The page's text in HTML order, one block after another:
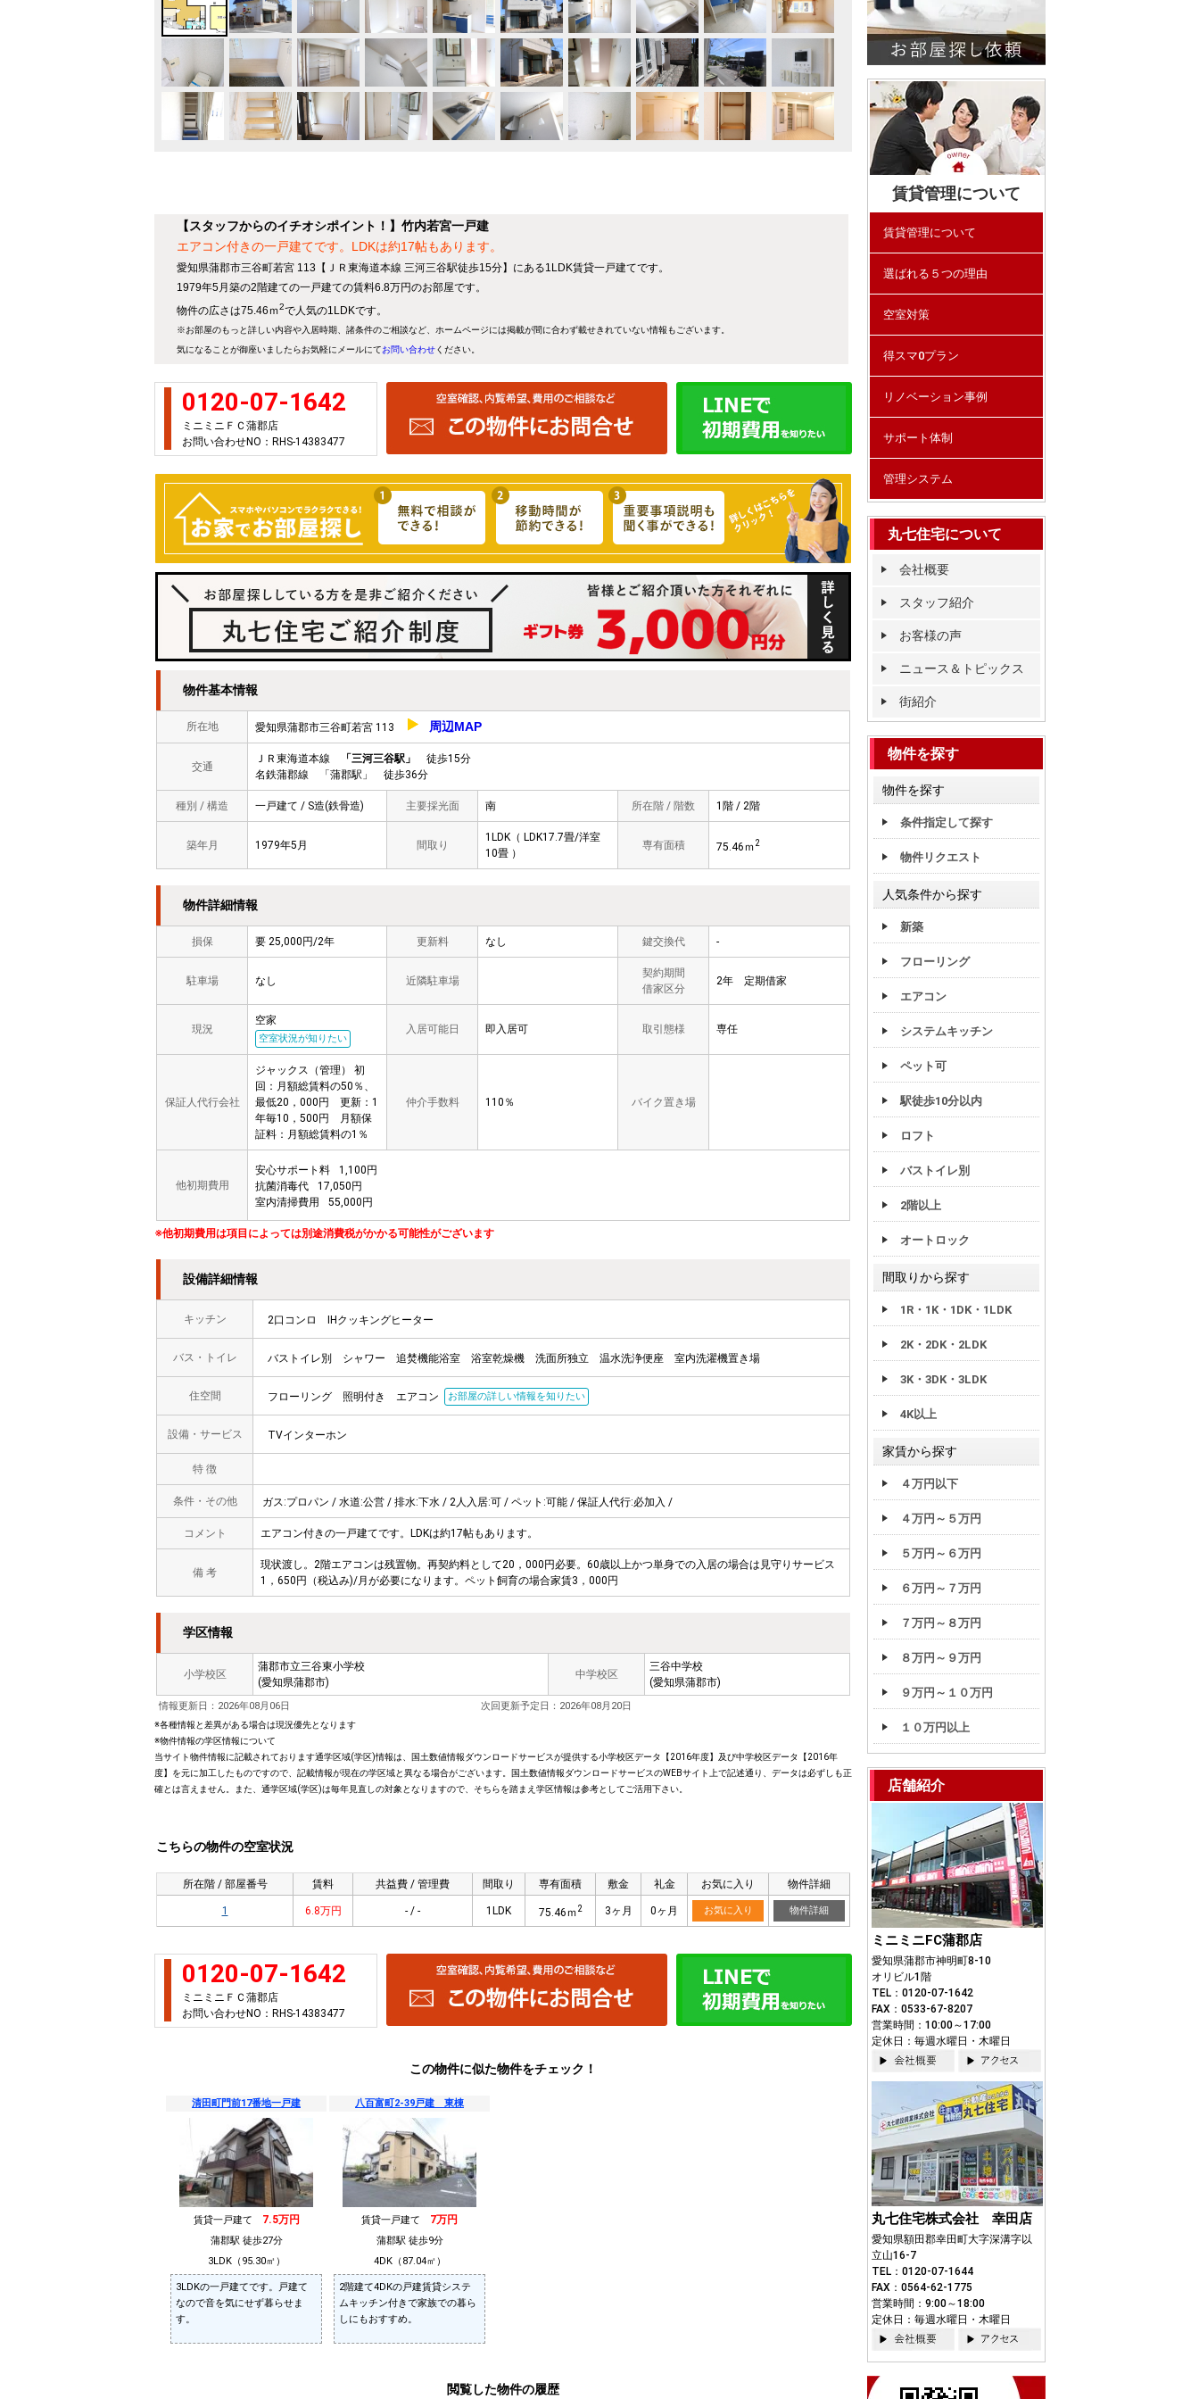
【スタッフからのイチオシポイント！】竹内若宮一戸建
エアコン付きの一戸建てです。LDKは約17帖もあります。
愛知県蒲郡市三谷町若宮 113【ＪＲ東海道本線 三河三谷駅徒歩15分】にある1LDK賃貸一戸建てです。
1979年5月築の2階建ての一戸建ての賃料6.8万円のお部屋です。
物件の広さは75.46ｍ2で人気の1LDKです。
※お部屋のもっと詳しい内容や入居時期、諸条件のご相談など、ホームページには掲載が間に合わず載せきれていない情報もございます。
気になることが御座いましたらお気軽にメールにてお問い合わせください。
0120-07-1642
ミニミニＦＣ蒲郡店
お問い合わせNO：RHS-14383477
物件基本情報
所在地 愛知県蒲郡市三谷町若宮 113 周辺MAP
交通
ＪＲ東海道本線 「三河三谷駅」
徒歩15分
名鉄蒲郡線 「蒲郡駅」 徒歩36分
種別 / 構造 一戸建て / S造(鉄骨造) 主要採光面 南 所在階 / 階数 1階 / 2階
築年月 1979年5月 間取り
1LDK（ LDK17.7畳/洋室
10畳 ）
専有面積 75.46ｍ2
物件詳細情報
損保 要 25,000円/2年 更新料 なし 鍵交換代 -
駐車場 なし 近隣駐車場
契約期間
借家区分
2年 定期借家
現況
空家
空室状況が知りたい
入居可能日 即入居可 取引態様 専任
保証人代行会社
ジャックス（管理） 初
回：月額総賃料の50％、
最低20，000円 更新：1
年毎10，500円 月額保
証料：月額総賃料の1％
仲介手数料 110％ バイク置き場
他初期費用
安心サポート料
1,100円
抗菌消毒代
17,050円
室内清掃費用
55,000円
※他初期費用は項目によっては別途消費税がかかる可能性がございます
設備詳細情報
キッチン 2口コンロ IHクッキングヒーター
バス・トイレ バストイレ別 シャワー 追焚機能浴室 浴室乾燥機 洗面所独立 温水洗浄便座 室内洗濯機置き場
住空間 フローリング 照明付き エアコン お部屋の詳しい情報を知りたい
設備・サービス TVインターホン
特 徴
条件・その他 ガス:プロパン / 水道:公営 / 排水:下水 / 2人入居:可 / ペット:可能 / 保証人代行:必加入 /
コメント エアコン付きの一戸建てです。LDKは約17帖もあります。
備 考
現状渡し。2階エアコンは残置物。再契約料として20，000円必要。60歳以上かつ単身での入居の場合は見守りサービス
1，650円（税込み)/月が必要になります。ペット飼育の場合家賃3，000円
学区情報
小学校区
蒲郡市立三谷東小学校
(愛知県蒲郡市)
中学校区
三谷中学校
(愛知県蒲郡市)
情報更新日：2026年08月06日 次回更新予定日：2026年08月20日
※各種情報と差異がある場合は現況優先となります
※物件情報の学区情報について
当サイト物件情報に記載されております通学区域(学区)情報は、国土数値情報ダウンロードサービスが提供する小学校区データ【2016年度】及び中学校区データ【2016年
度】を元に加工したものですので、記載情報が現在の学区域と異なる場合がございます。国土数値情報ダウンロードサービスのWEBサイト上で記述通り、データは必ずしも正
確とは言えません。また、通学区域(学区)は毎年見直しの対象となりますので、そちらを踏まえ学区情報は参考としてご活用下さい。
こちらの物件の空室状況
所在階 / 部屋番号 賃料 共益費 / 管理費 間取り 専有面積 敷金 礼金 お気に入り 物件詳細
1 6.8万円 - / - 1LDK 75.46ｍ2 3ヶ月 0ヶ月 お気に入り 物件詳細
0120-07-1642
ミニミニＦＣ蒲郡店
お問い合わせNO：RHS-14383477
この物件に似た物件をチェック！
清田町門前17番地一戸建
賃貸一戸建て 7.5万円
蒲郡駅 徒歩27分
3LDK（95.30㎡）
3LDKの一戸建てです。戸建て
なので音を気にせず暮らせま
す。
八百富町2-39戸建 東棟
賃貸一戸建て 7万円
蒲郡駅 徒歩9分
4DK（87.04㎡）
2階建て4DKの戸建賃貸システ
ムキッチン付きで家族での暮ら
しにもおすすめ。
閲覧した物件の履歴
賃貸管理について
賃貸管理について
選ばれる５つの理由
空室対策
得スマ0プラン
リノベーション事例
サポート体制
管理システム
丸七住宅について
会社概要
スタッフ紹介
お客様の声
ニュース＆トピックス
街紹介
物件を探す
物件を探す
条件指定して探す
物件リクエスト
人気条件から探す
新築
フローリング
エアコン
システムキッチン
ペット可
駅徒歩10分以内
ロフト
バストイレ別
2階以上
オートロック
間取りから探す
1R・1K・1DK・1LDK
2K・2DK・2LDK
3K・3DK・3LDK
4K以上
家賃から探す
４万円以下
４万円～５万円
５万円～６万円
６万円～７万円
７万円～８万円
８万円～９万円
９万円～１０万円
１０万円以上
店舗紹介
ミニミニFC蒲郡店
愛知県蒲郡市神明町8-10
オリビル1階
TEL：0120-07-1642
FAX：0533-67-8207
営業時間：10:00～17:00
定休日：毎週水曜日・木曜日
丸七住宅株式会社 幸田店
愛知県額田郡幸田町大字深溝字以
立山16-7
TEL：0120-07-1644
FAX：0564-62-1775
営業時間：9:00～18:00
定休日：毎週水曜日・木曜日